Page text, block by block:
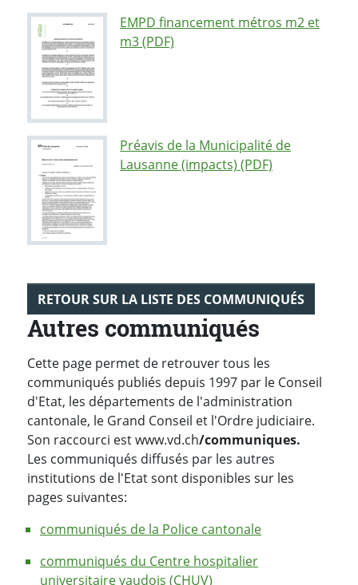
EMPD financement métros m2 et
m3 (PDF)
Préavis de la Municipalité de
Lausanne (impacts) (PDF)
RETOUR SUR LA LISTE DES COMMUNIQUÉS
Autres communiqués
Cette page permet de retrouver tous les
communiqués publiés depuis 1997 par le Conseil
d'Etat, les départements de l'administration
cantonale, le Grand Conseil et l'Ordre judiciaire.
Son raccourci est www.vd.ch/communiques.
Les communiqués diffusés par les autres
institutions de l'Etat sont disponibles sur les
pages suivantes:
communiqués de la Police cantonale
communiqués du Centre hospitalier
universitaire vaudois (CHUV)